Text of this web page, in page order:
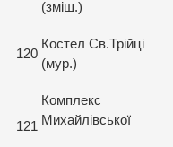
(зміш.)
120
Костел Св.Трійці
(мур.)
121
Комплекс
Михайлівської